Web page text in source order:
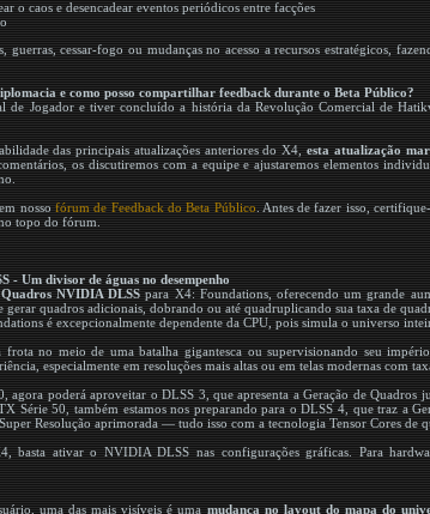
o caos e desencadear eventos periódicos entre facções
guerras, cessar-fogo ou mudanças no acesso a recursos estratégicos,
e como posso compartilhar feedback durante o Beta Público?
de Jogador e tiver concluído a história da Revolução Comercial de
das principais atualizações anteriores do X4,esta atualização
os discutiremos com a equipe e ajustaremos elementos
nosso fórum de Feedback do Beta Público . Antes de fazer isso,
topo do fórum.
- Um divisor de águas no desempenho
NVIDIA DLSS para X4: Foundations, oferecendo um grande
quadros adicionais, dobrando ou até quadruplicando sua taxa de
é excepcionalmente dependente da CPU, pois simula o universo
no meio de uma batalha gigantesca ou supervisionando seu
especialmente em resoluções mais altas ou em telas modernas com
agora poderá aproveitar o DLSS 3, que apresenta a Geração de Quadros
Série 50, também estamos nos preparando para o DLSS 4, que traz a
Resolução aprimorada — tudo isso com a tecnologia Tensor Cores de
basta ativar o NVIDIA DLSS nas configurações gráficas. Para
uma das mais visíveis é uma mudança no layout do mapa do